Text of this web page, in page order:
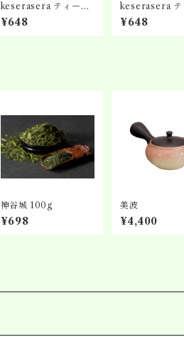
keserasera ティーバ
ッグ No.4 茎茶
¥648
keserasera テ
ッグ No.5 ほう
¥648
神谷城 100g
¥698
美波
¥4,400